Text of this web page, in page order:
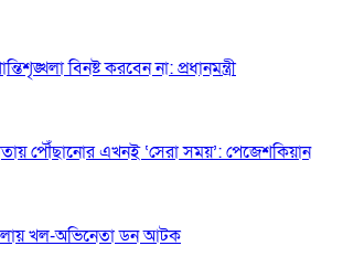
বিনষ্ট করবেন না: প্রধানমন্ত্রী
পৌঁছানোর এখনই ‘সেরা সময়’: পেজেশকিয়ান
খল-অভিনেতা ডন আটক